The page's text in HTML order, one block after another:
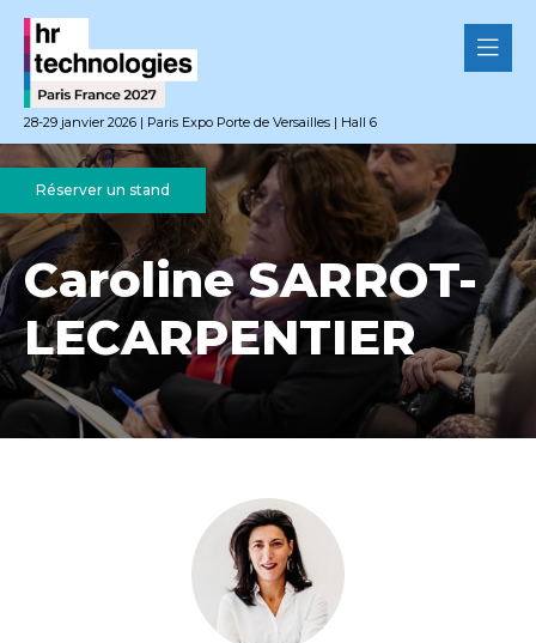
28-29 janvier 2026 | Paris Expo Porte de Versailles | Hall 6
Réserver un stand
Caroline SARROT-
LECARPENTIER